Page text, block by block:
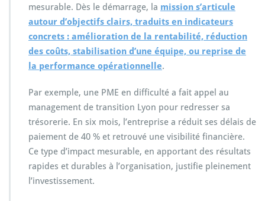
mesurable. Dès le démarrage, la mission s’articule
autour d’objectifs clairs, traduits en indicateurs
concrets : amélioration de la rentabilité, réduction
des coûts, stabilisation d’une équipe, ou reprise de
la performance opérationnelle.
Par exemple, une PME en difficulté a fait appel au
management de transition Lyon pour redresser sa
trésorerie. En six mois, l’entreprise a réduit ses délais de
paiement de 40 % et retrouvé une visibilité financière.
Ce type d’impact mesurable, en apportant des résultats
rapides et durables à l’organisation, justifie pleinement
l’investissement.